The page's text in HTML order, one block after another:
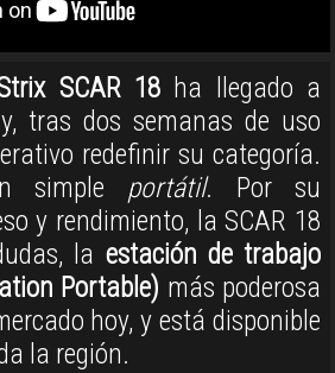
SCAR 18ha llegado a
tras dos semanas de uso
redefinir su categoría.
simple portátil. Por su
y rendimiento, la SCAR 18
la estación de trabajo
Portable) más poderosa
hoy, y está disponible
la región.